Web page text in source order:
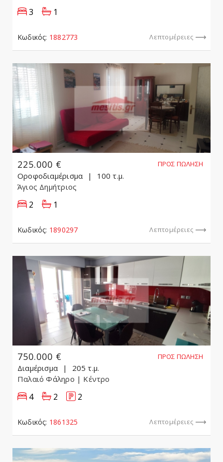
3 1
Κωδικός: 1882773 Λεπτομέρειες
225.000 € ΠΡΟΣ ΠΏΛΗΣΗ
Οροφοδιαμέρισμα
100 τ.μ.
Άγιος Δημήτριος
2 1
Κωδικός: 1890297 Λεπτομέρειες
750.000 € ΠΡΟΣ ΠΏΛΗΣΗ
Διαμέρισμα
205 τ.μ.
Παλαιό Φάληρο | Κέντρο
4 2 2
Κωδικός: 1861325 Λεπτομέρειες